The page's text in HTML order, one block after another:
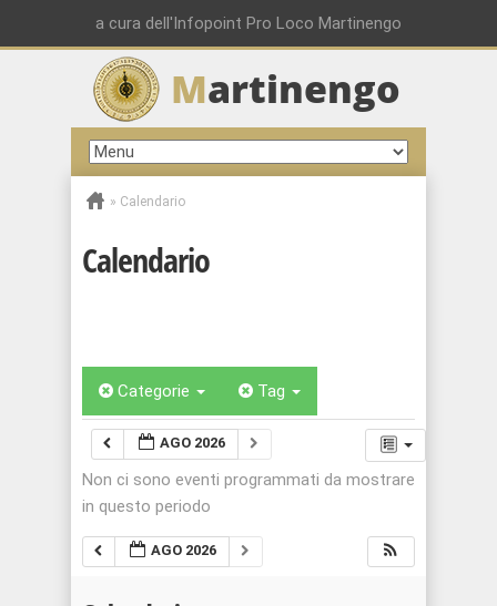
a cura dell'Infopoint Pro Loco Martinengo
Martinengo
» Calendario
Calendario
Categorie Tag
AGO 2026
Non ci sono eventi programmati da mostrare
in questo periodo
AGO 2026